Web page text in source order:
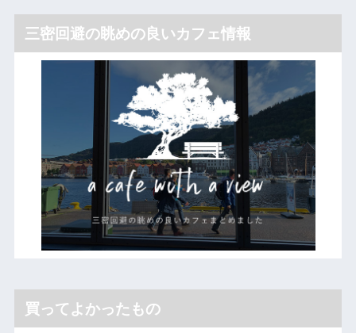
三密回避の眺めの良いカフェ情報
買ってよかったもの